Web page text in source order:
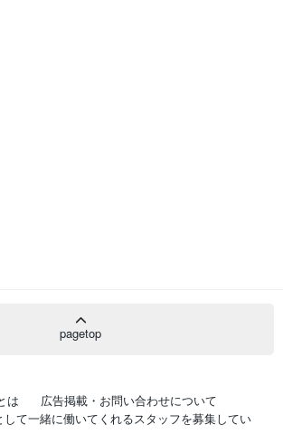
pagetop
は
広告掲載・お問い合わせについて
て一緒に働いてくれるスタッフを募集してい